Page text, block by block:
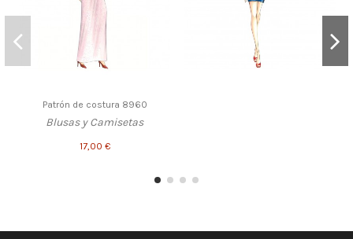
Patrón de costura 8960
Blusas y Camisetas
17,00 €